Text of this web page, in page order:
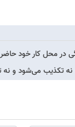
در محل کار خود
تکذیب می‌شود و نه